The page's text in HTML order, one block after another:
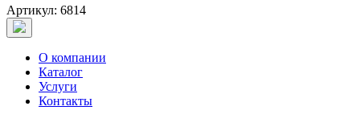
Артикул: 6814
О компании
Каталог
Услуги
Контакты